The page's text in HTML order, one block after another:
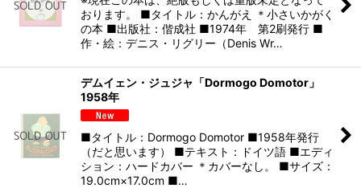
おります。 ■タイトル：かんがえ ＊小さいかがく
の本 ■出版社：偕成社 ■1974年 第2刷発行 ■
作・絵：デニス・リグリー（Denis Wr…
デムイェン・ジュジャ「Dormogo Domotor」
1958年
■タイトル：Dormogo Domotor ■1958年発行
（だと思います） ■テキスト：ドイツ語 ■エディ
ション：ハードカバー ＊カバーなし。 ■サイズ：
19.0cm×17.0cm ■…